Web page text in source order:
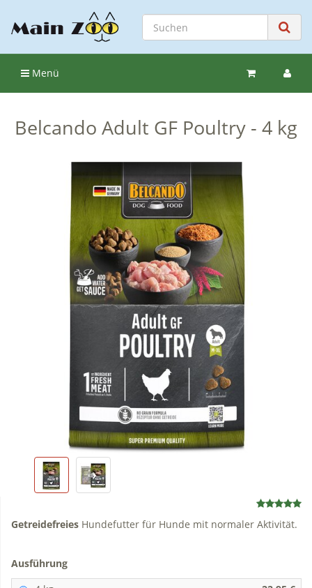
Menü
Belcando Adult GF Poultry - 4 kg
Getreidefreies Hundefutter für Hunde mit normaler Aktivität.
Ausführung